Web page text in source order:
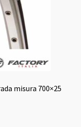
misura 700×25